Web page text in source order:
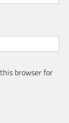
browser for